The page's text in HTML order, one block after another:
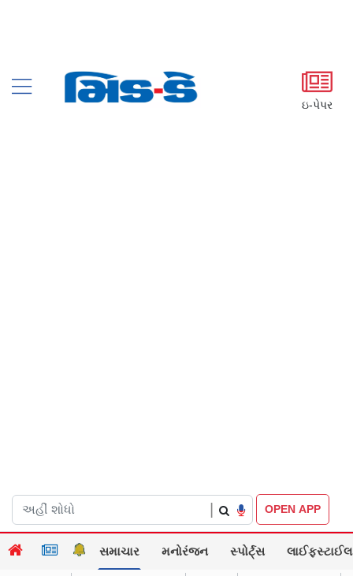
ઇ-પેપર
OPEN APP
સમાચાર મનોરંજન સ્પોર્ટ્સ લાઈફસ્ટાઈલ